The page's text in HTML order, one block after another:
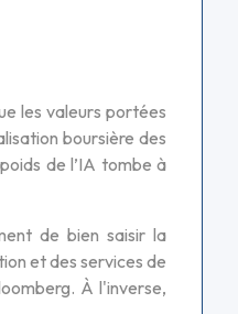
les valeurs portées
boursière des
de l’IA tombe à
de bien saisir la
et des services de
À l'inverse,